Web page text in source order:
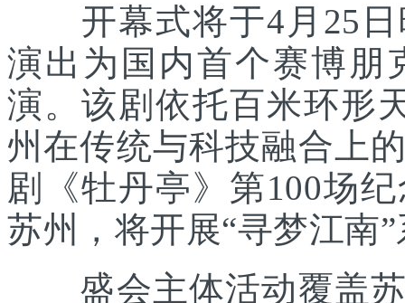
开幕式将于4月25日
演出为国内首个赛博朋
演。该剧依托百米环形
州在传统与科技融合上
剧《牡丹亭》第100场
苏州，将开展“寻梦江南
盛会主体活动覆盖苏